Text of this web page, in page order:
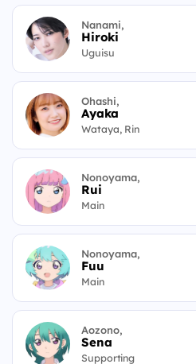
Nanami,
Hiroki
Uguisu
Ohashi,
Ayaka
Wataya, Rin
Nonoyama,
Rui
Main
Nonoyama,
Fuu
Main
Aozono,
Sena
Supporting